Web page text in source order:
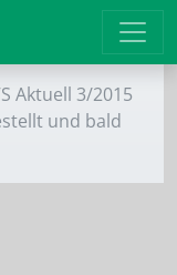
Aktuell 3/2015
und bald